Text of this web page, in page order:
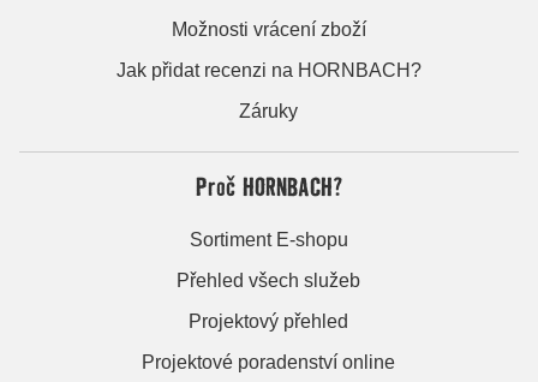
Možnosti vrácení zboží
Jak přidat recenzi na HORNBACH?
Záruky
Proč HORNBACH?
Sortiment E-shopu
Přehled všech služeb
Projektový přehled
Projektové poradenství online